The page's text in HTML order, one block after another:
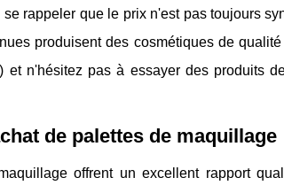
se rappeler que le prix n'est pas toujours
produisent des cosmétiques de
et n'hésitez pas à essayer des produits
de palettes de maquillage
offrent un excellent rapport